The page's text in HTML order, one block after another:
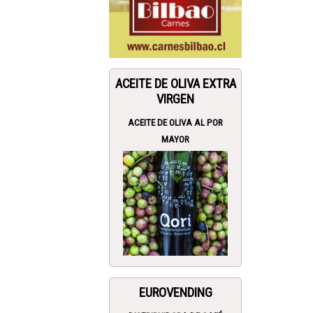
ACEITE DE OLIVA EXTRA
VIRGEN
ACEITE DE OLIVA AL POR
MAYOR
EUROVENDING